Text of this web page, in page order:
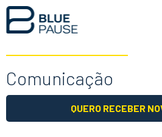
Comunicação
QUERO RECEBER